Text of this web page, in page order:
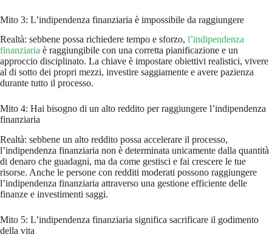
Mito 3: L’indipendenza finanziaria è impossibile da raggiungere
Realtà: sebbene possa richiedere tempo e sforzo, l’indipendenza
finanziaria è raggiungibile con una corretta pianificazione e un
approccio disciplinato. La chiave è impostare obiettivi realistici, vivere
al di sotto dei propri mezzi, investire saggiamente e avere pazienza
durante tutto il processo.
Mito 4: Hai bisogno di un alto reddito per raggiungere l’indipendenza
finanziaria
Realtà: sebbene un alto reddito possa accelerare il processo,
l’indipendenza finanziaria non è determinata unicamente dalla quantità
di denaro che guadagni, ma da come gestisci e fai crescere le tue
risorse. Anche le persone con redditi moderati possono raggiungere
l’indipendenza finanziaria attraverso una gestione efficiente delle
finanze e investimenti saggi.
Mito 5: L’indipendenza finanziaria significa sacrificare il godimento
della vita